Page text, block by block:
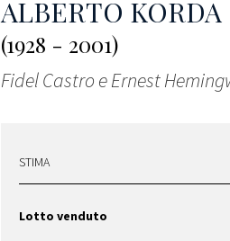
ALBERTO KORDA
(1928 - 2001)
Fidel Castro e Ernest
STIMA
Lotto venduto